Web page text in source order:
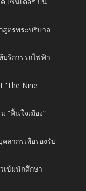
สูตรพระบริบาล
บริการรถไฟฟ้า
"The Nine
“ฟื้นใจเมือง”
ลากรเพื่อรองรับ
เข้มนักศึกษา